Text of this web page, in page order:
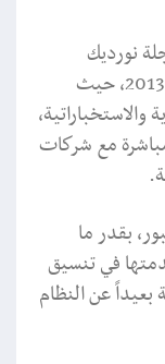
نورديك
مونيتور، انتقلت مافي إلى تركيا نحو عام 2013، حيث
مع شركات
بقدر ما
في تنسيق
بعيداً عن النظام